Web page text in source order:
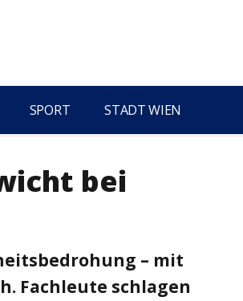
SPORT STADT WIEN
bei
– mit
Fachleute schlagen